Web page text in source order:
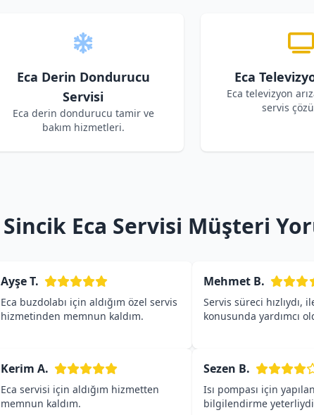
Eca Derin Dondurucu
Servisi
Eca derin dondurucu tamir ve
bakım hizmetleri.
Eca
Eca televizyon
servis
Sincik Eca Servisi Müşteri
Ayşe T.
Eca buzdolabı için aldığım özel servis
hizmetinden memnun kaldım.
Mehmet B.
Servis süreci hızlıydı,
konusunda yardımcı
Kerim A.
Eca servisi için aldığım hizmetten
memnun kaldım.
Sezen B.
Isı pompası için
bilgilendirme